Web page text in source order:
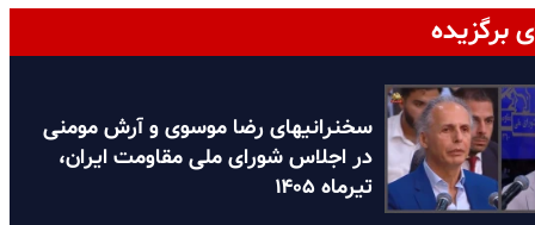
برگزیده
سخنرانیهای رضا موسوی و آرش مومنی
در اجلاس شورای ملی مقاومت ایران،
تیرماه ۱۴۰۵